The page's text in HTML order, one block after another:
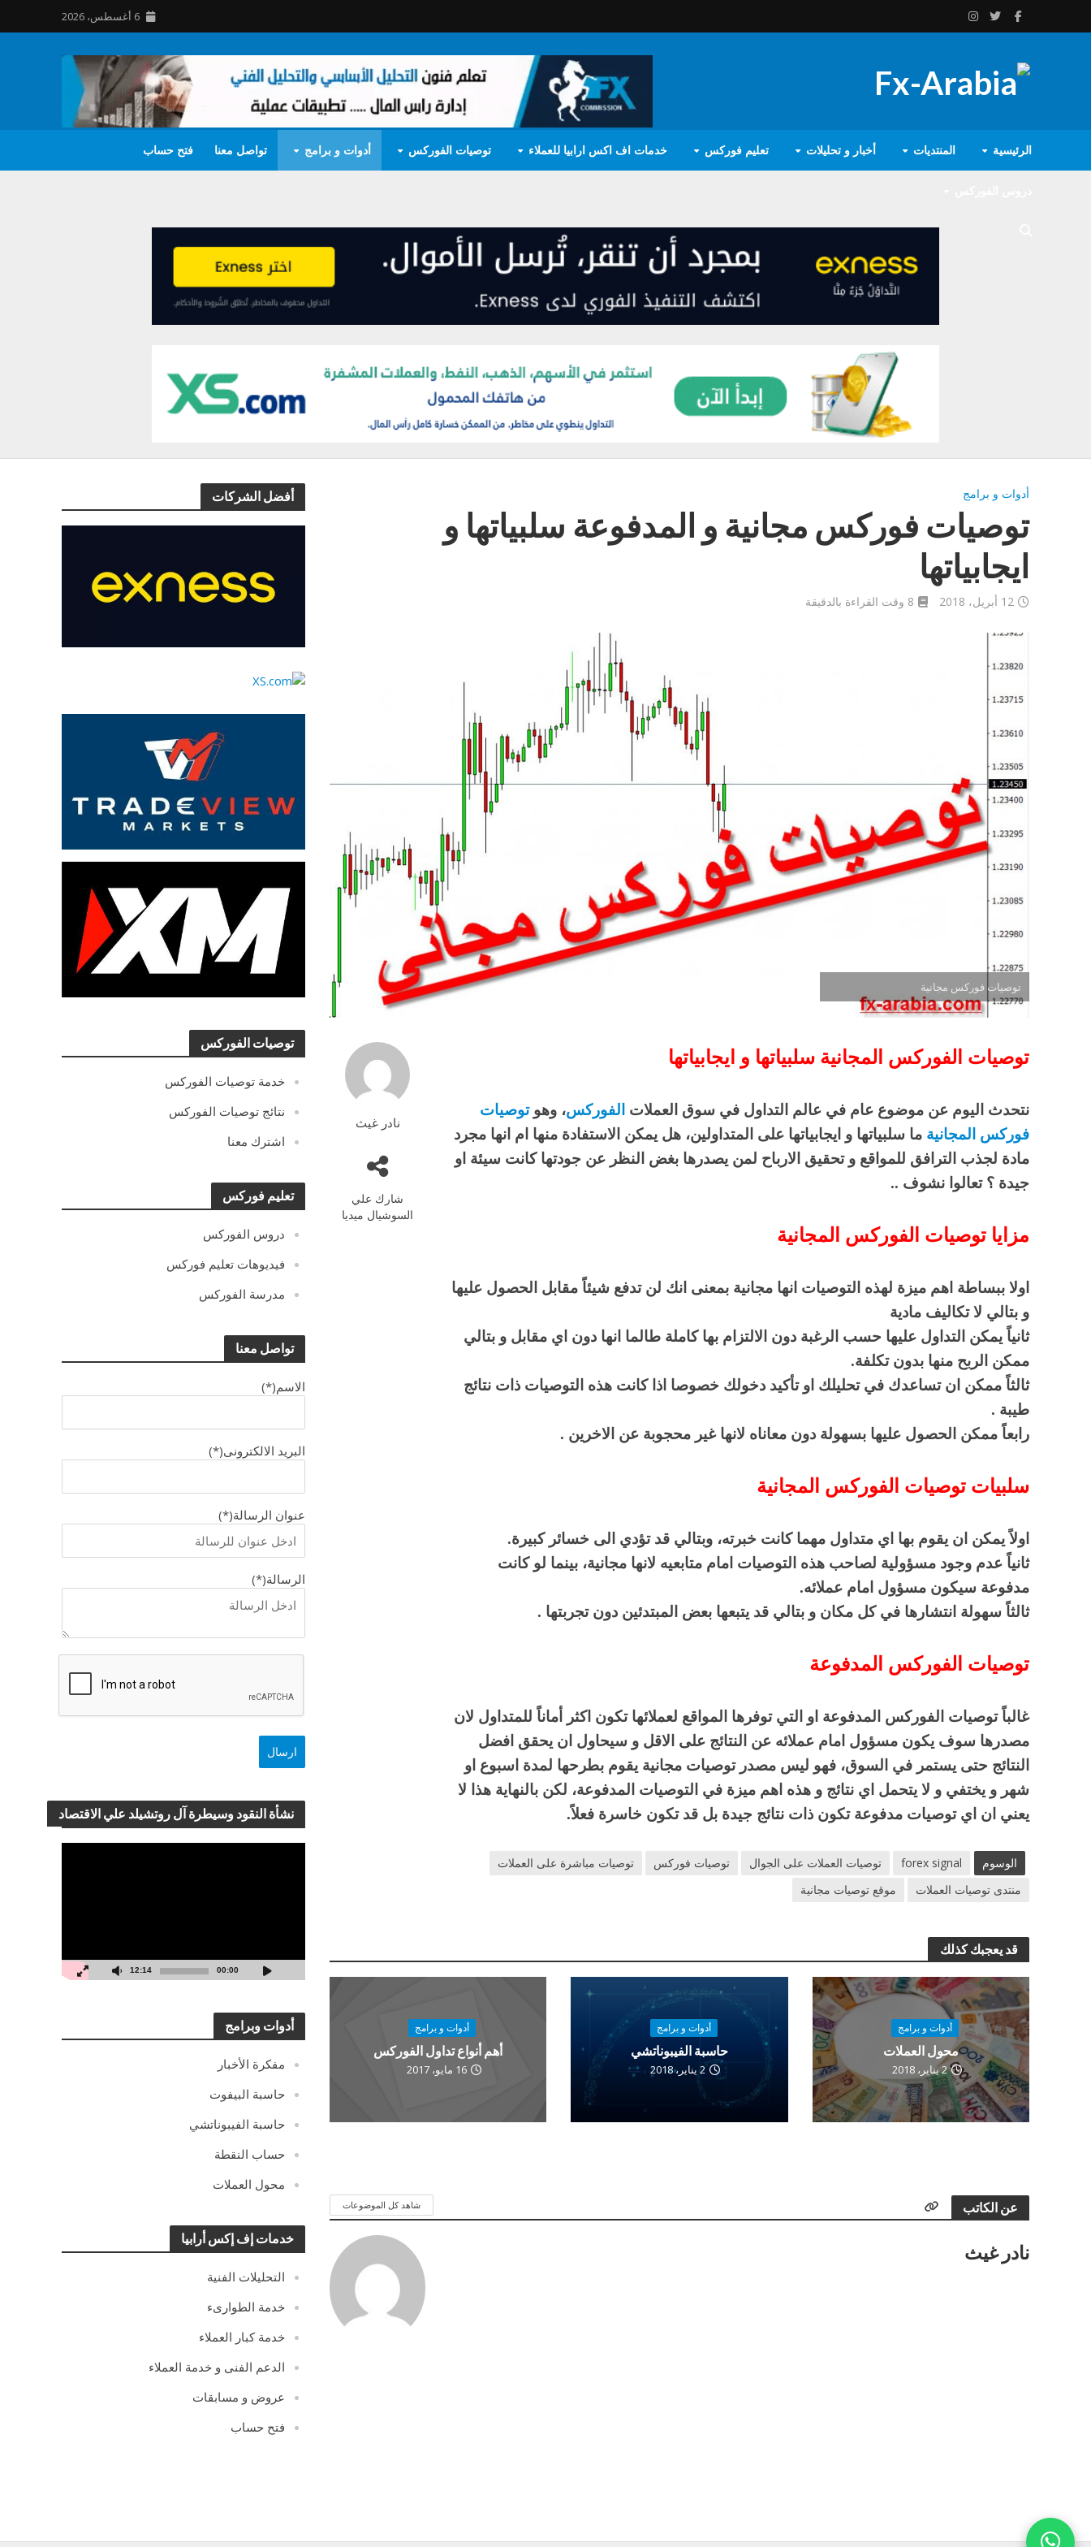
6 أغسطس، 2026
الرئيسية المنتديات أخبار و تحليلات تعليم فوركس خدمات اف اكس ارابيا للعملاء توصيات الفوركس أدوات و برامج تواصل معنا فتح حساب
أفضل الشركات
توصيات الفوركس
خدمة توصيات الفوركس
نتائج توصيات الفوركس
اشترك معنا
تعليم فوركس
دروس الفوركس
فيديوهات تعليم فوركس
مدرسة الفوركس
تواصل معنا
الاسم(*)
البريد الالكترونى(*)
عنوان الرسالة(*)
الرسالة(*)
نشأة النقود وسيطرة آل روتشيلد علي الاقتصاد
00:00
12:14
أدوات وبرامج
مفكرة الأخبار
حاسبة البيفوت
حاسبة الفيبوناتشي
حساب النقطة
محول العملات
خدمات إف إكس أرابيا
التحليلات الفنية
خدمة الطوارىء
خدمة كبار العملاء
الدعم الفنى و خدمة العملاء
عروض و مسابقات
فتح حساب
أدوات و برامج
توصيات فوركس مجانية و المدفوعة سلبياتها و
ايجابياتها
12 أبريل، 2018 8 وقت القراءة بالدقيقة
توصيات فوركس مجانية
نادر غيث
شارك علي
السوشيال ميديا
توصيات الفوركس المجانية سلبياتها و ايجابياتها
نتحدث اليوم عن موضوع عام في عالم التداول في سوق العملات الفوركس، وهوتوصيات
فوركس المجانية ما سلبياتها و ايجابياتها على المتداولين، هل يمكن الاستفادة منها ام انها مجرد
مادة لجذب الترافق للمواقع و تحقيق الارباح لمن يصدرها بغض النظر عن جودتها كانت سيئة او
جيدة ؟ تعالوا نشوف ..
مزايا توصيات الفوركس المجانية
اولا ببساطة اهم ميزة لهذه التوصيات انها مجانية بمعنى انك لن تدفع شيئاً مقابل الحصول عليها
و بتالي لا تكاليف مادية
ثانياً يمكن التداول عليها حسب الرغبة دون الالتزام بها كاملة طالما انها دون اي مقابل و بتالي
ممكن الربح منها بدون تكلفة.
ثالثاً ممكن ان تساعدك في تحليلك او تأكيد دخولك خصوصا اذا كانت هذه التوصيات ذات نتائج
طيبة .
رابعاً ممكن الحصول عليها بسهولة دون معاناه لانها غير محجوبة عن الاخرين .
سلبيات توصيات الفوركس المجانية
اولاً يمكن ان يقوم بها اي متداول مهما كانت خبرته، وبتالي قد تؤدي الى خسائر كبيرة.
ثانياً عدم وجود مسؤولية لصاحب هذه التوصيات امام متابعيه لانها مجانية، بينما لو كانت
مدفوعة سيكون مسؤول امام عملائه.
ثالثاً سهولة انتشارها في كل مكان و بتالي قد يتبعها بعض المبتدئين دون تجربتها .
توصيات الفوركس المدفوعة
غالباً توصيات الفوركس المدفوعة او التي توفرها المواقع لعملائها تكون اكثر أماناً للمتداول لان
مصدرها سوف يكون مسؤول امام عملائه عن النتائج على الاقل و سيحاول ان يحقق افضل
النتائج حتى يستمر في السوق، فهو ليس مصدر توصيات مجانية يقوم بطرحها لمدة اسبوع او
شهر و يختفي و لا يتحمل اي نتائج و هذه اهم ميزة في التوصيات المدفوعة، لكن بالنهاية هذا لا
يعني ان اي توصيات مدفوعة تكون ذات نتائج جيدة بل قد تكون خاسرة فعلاً.
الوسوم forex signal توصيات العملات على الجوال توصيات فوركس
توصيات مباشرة على العملات
منتدى توصيات العملات
موقع توصيات مجانية
قد يعجبك كذلك
أدوات و برامج
محول العملات
2 يناير، 2018
أدوات و برامج
حاسبة الفيبوناتشي
2 يناير، 2018
أدوات و برامج
أهم أنواع تداول الفوركس
16 مايو، 2017
عن الكاتب شاهد كل الموضوعات
نادر غيث